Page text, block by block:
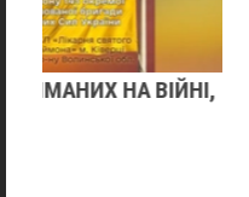
У ПОЛТАВІ
ВОЛОДИМИРОМ